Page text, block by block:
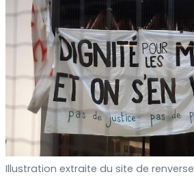
Illustration extraite du site de renverse